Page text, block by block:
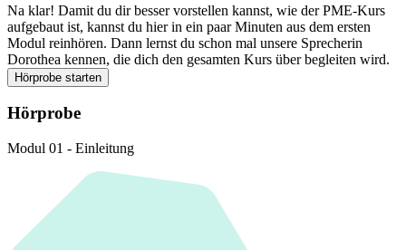
Na klar! Damit du dir besser vorstellen kannst, wie der PME-Kurs
aufgebaut ist, kannst du hier in ein paar Minuten aus dem ersten
Modul reinhören. Dann lernst du schon mal unsere Sprecherin
Dorothea kennen, die dich den gesamten Kurs über begleiten wird.
Hörprobe starten
Hörprobe
Modul 01 - Einleitung